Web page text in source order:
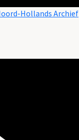
Hollands Archief